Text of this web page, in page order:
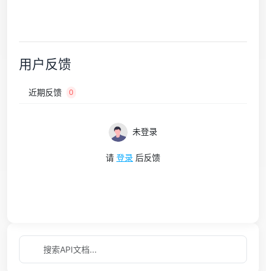
用户反馈
近期反馈 0
未登录
请 登录 后反馈